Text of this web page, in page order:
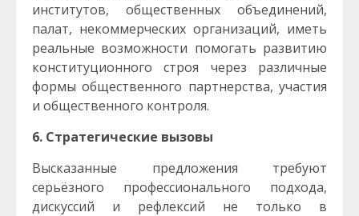
институтов, общественных объединений,
палат, некоммерческих организаций, иметь
реальные возможности помогать развитию
конституционного строя через различные
формы общественного партнерства, участия
и общественного контроля.
6. Стратегические вызовы
Высказанные предложения требуют
серьёзного профессионального подхода,
дискуссий и рефлексий не только в